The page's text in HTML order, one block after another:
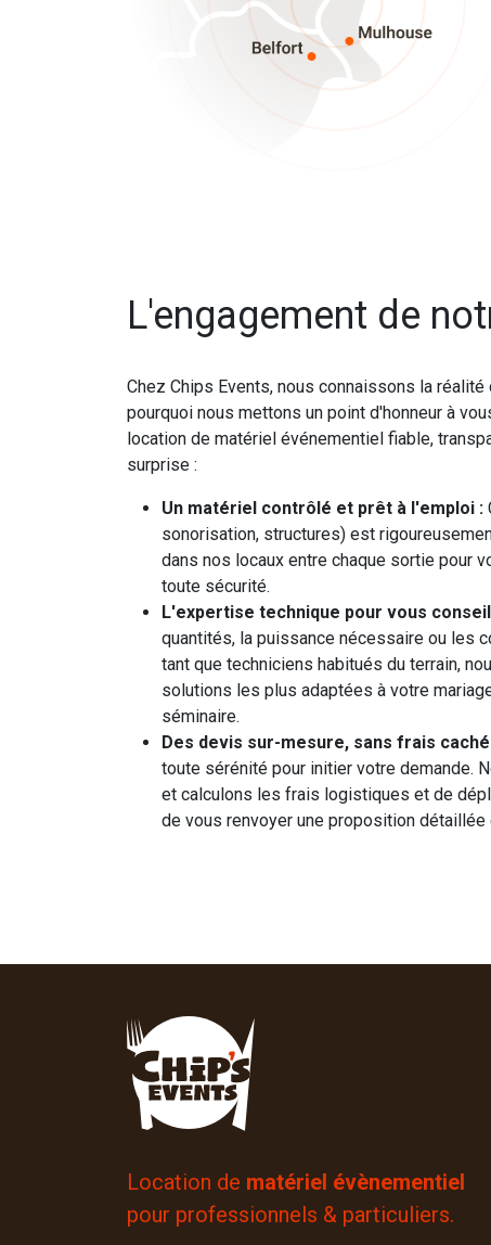
L'engagement de
Chez Chips Events, nous connaissons la
pourquoi nous mettons un point d'honneur à
location de matériel événementiel fiable,
surprise :
Un matériel contrôlé et prêt à l'emploi :
sonorisation, structures) est
dans nos locaux entre chaque sortie pour
toute sécurité.
L'expertise technique pour vous
quantités, la puissance nécessaire ou les
tant que techniciens habitués du terrain,
solutions les plus adaptées à votre
séminaire.
Des devis sur-mesure, sans frais
toute sérénité pour initier votre demande.
et calculons les frais logistiques et de
de vous renvoyer une proposition détaillée
Location de matériel évènementiel
pour professionnels & particuliers.